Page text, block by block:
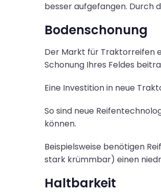
besser aufgefangen. Durch
Bodenschonung
Der Markt für Traktorreifen
Schonung Ihres Feldes
Eine Investition in neue
So sind neue
können.
Beispielsweise benötigen
stark krümmbar) einen
Haltbarkeit